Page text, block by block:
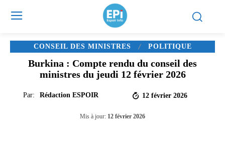
CONSEIL DES MINISTRES POLITIQUE
Burkina : Compte rendu du conseil des
ministres du jeudi 12 février 2026
Par: Rédaction ESPOIR 12 février 2026
Mis à jour: 12 février 2026